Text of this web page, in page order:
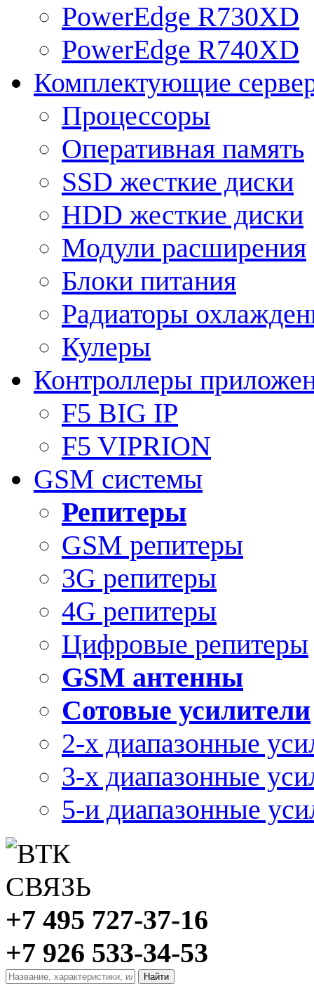
PowerEdge R730XD
PowerEdge R740XD
Комплектующие
Процессоры
Оперативная память
SSD жесткие диски
HDD жесткие диски
Модули расширения
Блоки питания
Радиаторы
Кулеры
Контроллеры
F5 BIG IP
F5 VIPRION
GSM системы
Репитеры
GSM репитеры
3G репитеры
4G репитеры
Цифровые репитеры
GSM антенны
Сотовые усилители
2-х диапазонные
3-х диапазонные
5-и диапазонные
+7 495 727-37-16
+7 926 533-34-53